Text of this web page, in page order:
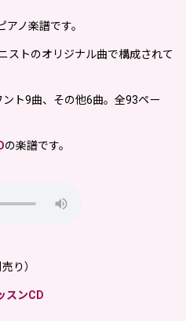
ノ楽譜です。
ストのオリジナル曲で構成されて
ト9曲、その他6曲。全93ペー
の楽譜です。
売り）
スンCD